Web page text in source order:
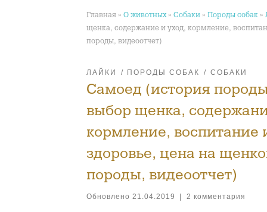
Главная » О животных » Собаки » Породы собак »
щенка, содержание и уход, кормление,
породы, видеоотчет)
ЛАЙКИ ПОРОДЫ СОБАК СОБАКИ
Самоед (история
выбор щенка,
кормление, воспитание
здоровье, цена на
породы, видеоотчет)
Обновлено 21.04.2019 2 комментария